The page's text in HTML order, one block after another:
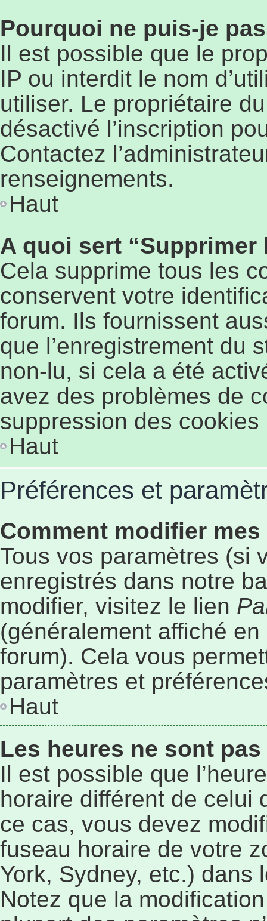
Pourquoi ne puis-je
Il est possible que le
IP ou interdit le nom
utiliser. Le propriétaire
désactivé l’inscription
Contactez
renseignements.
Haut
A quoi sert
Cela supprime tous les
conservent votre
forum. Ils fournissent
que l’enregistrement du
non-lu, si cela a été
avez des problèmes de
suppression des
Haut
Préférences et
Comment modifier
Tous vos paramètres (si
enregistrés dans notre
modifier, visitez le lien
(généralement affiché
forum). Cela vous
paramètres et
Haut
Les heures ne sont
Il est possible que
horaire différent de celui
ce cas, vous devez
fuseau horaire de votre
York, Sydney, etc.) dans
Notez que la